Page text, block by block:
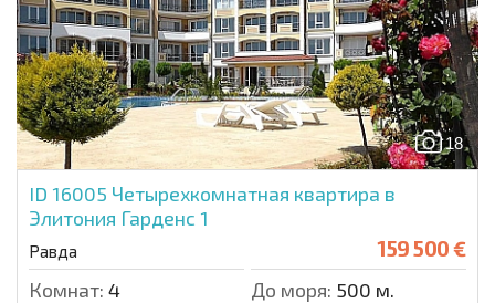
18
ID 16005 Четырехкомнатная квартира в
Элитония Гарденс 1
Равда 159 500 €
Комнат: 4 До моря: 500 м.